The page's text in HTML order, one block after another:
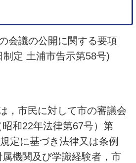
会議の公開に関する要項
制定 土浦市告示第58号)
市民に対して市の審議会
和22年法律第67号）第
定に基づき法律又は条例
機関及び学識経験者，市